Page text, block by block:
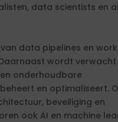
data scientists en
data pipelines en
wordt
onderhoudbare
en optimaliseert.
beveiliging en
ook AI en machine